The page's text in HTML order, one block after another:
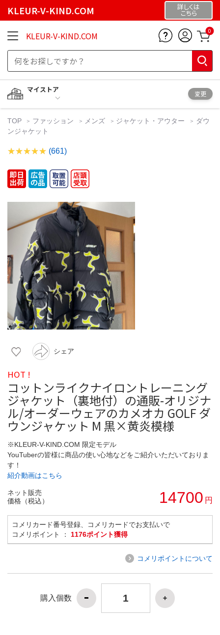
KLEUR-V-KIND.COM 詳しくは
こちら
KLEUR-V-KIND.COM 0
マイストア
変更
TOP ファッション メンズ ジャケット・アウター
ダウ
ンジャケット
(661)
シェア
HOT !
コットンライクナイロントレーニング
ジャケット（裏地付）の通販-オリジナ
ル/オーダーウェアのカメオカ GOLF ダ
ウンジャケット M 黒×黄炎模様
※KLEUR-V-KIND.COM 限定モデル
YouTuberの皆様に商品の使い心地などをご紹介いただいておりま
す！
紹介動画はこちら
ネット販売
価格（税込）
14700 円
コメリカード番号登録、コメリカードでお支払いで
コメリポイント ： 1176ポイント獲得
コメリポイントについて
購入個数